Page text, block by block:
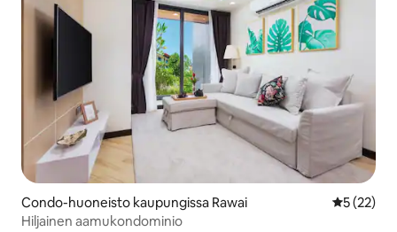
Condo-huoneisto kaupungissa Rawai
5 (22)
Hiljainen aamukondominio